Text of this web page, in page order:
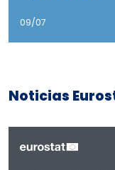
09/07
Noticias